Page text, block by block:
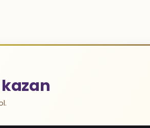
kazan